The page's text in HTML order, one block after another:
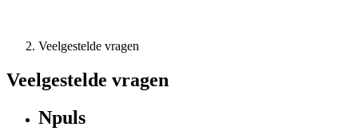
Veelgestelde vragen
Veelgestelde vragen
Npuls